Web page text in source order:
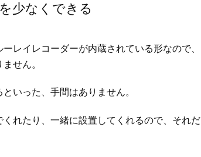
少なくできる
レイレコーダーが内蔵されている形なので、
せん。
いった、手間はありません。
れたり、一緒に設置してくれるので、それだ